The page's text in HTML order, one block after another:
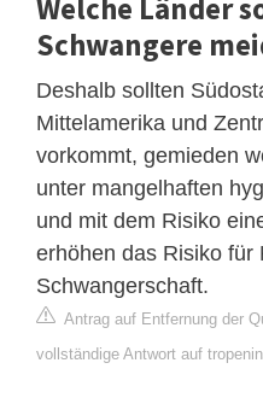
Welche Länder
Schwangere
Deshalb sollten
Mittelamerika und
vorkommt, gemieden
unter mangelhaften
und mit dem Risiko
erhöhen das Risiko für
Schwangerschaft.
Antrag auf Entfernung der
vollständige Antwort auf